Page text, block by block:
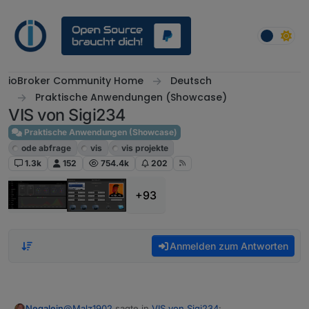
ioBroker Community Home
Deutsch
Praktische Anwendungen (Showcase)
VIS von Sigi234
Praktische Anwendungen (Showcase)
ode abfrage
vis
vis projekte
1.3k
152 754.4k 202
+93
Anmelden zum Antworten